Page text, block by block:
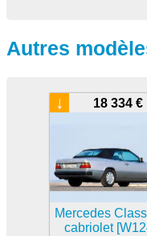
Autres
18 334 €
↓
Mercedes
cabriolet